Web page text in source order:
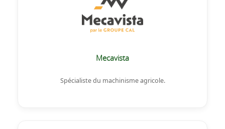
Mecavista
Spécialiste du machinisme agricole.